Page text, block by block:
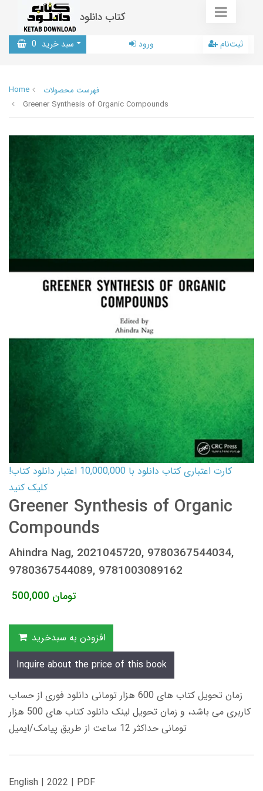
کتاب دانلود
سبد خرید 0 ورود ثبت‌نام
Home
فهرست محصولات
Greener Synthesis of Organic Compounds
کارت اعتباری کتاب دانلود با 10,000,000 اعتبار دانلود کتاب!
کلیک کنید
Greener Synthesis of Organic
Compounds
Ahindra Nag, 2021045720, 9780367544034,
9780367544089, 9781003089162
500,000 تومان
افزودن به سبدخرید
Inquire about the price of this book
زمان تحویل کتاب های 600 هزار تومانی دانلود فوری از حساب
کاربری می باشد، و زمان تحویل لینک دانلود کتاب های 500 هزار
تومانی حداکثر 12 ساعت از طریق پیامک/ایمیل
English | 2022 | PDF